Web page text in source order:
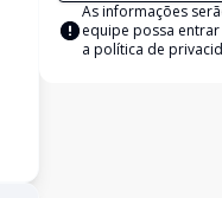
As informações
equipe possa
a política de